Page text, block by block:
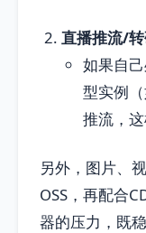
直播推流/
如果自
型实例
推流，这
另外，图片、
OSS，再配合
器的压力，既